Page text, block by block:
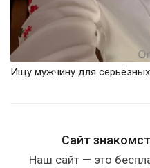
Ищу мужчину для серьёзных
Сайт
Наш сайт — это